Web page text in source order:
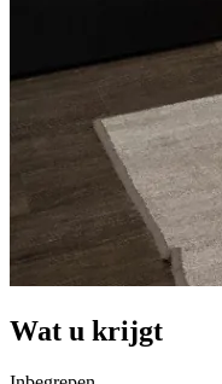
Wat u krijgt